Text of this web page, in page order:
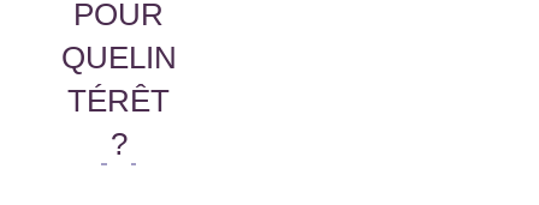
POUR
QUELIN
TÉRÊT
?